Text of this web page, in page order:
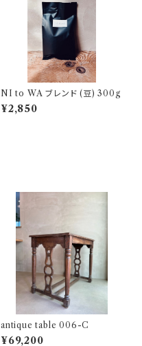
NI to WA ブレンド (豆) 300g
¥2,850
antique table 006-C
¥69,200